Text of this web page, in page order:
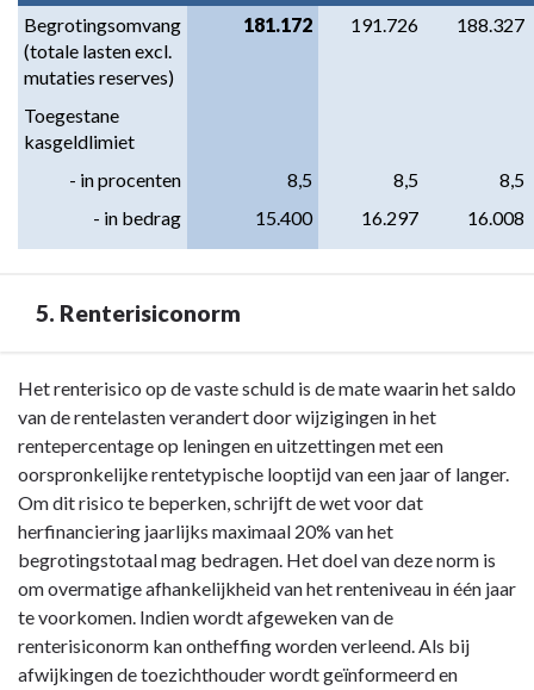
Begrotingsomvang
(totale lasten excl.
mutaties reserves)
181.172 191.726 188.327
Toegestane
kasgeldlimiet
- in procenten
8,5 8,5
8,5
- in bedrag
15.400 16.297 16.008
5. Renterisiconorm
Terug
naar
navigatie
Paragraaf
Financiering
Renterisiconorm
Het renterisico op de vaste schuld is de mate waarin het saldo
van de rentelasten verandert door wijzigingen in het
rentepercentage op leningen en uitzettingen met een
oorspronkelijke rentetypische looptijd van een jaar of langer.
Om dit risico te beperken, schrijft de wet voor dat
herfinanciering jaarlijks maximaal 20% van het
begrotingstotaal mag bedragen. Het doel van deze norm is
om overmatige afhankelijkheid van het renteniveau in één jaar
te voorkomen. Indien wordt afgeweken van de
renterisiconorm kan ontheffing worden verleend. Als bij
afwijkingen de toezichthouder wordt geïnformeerd en